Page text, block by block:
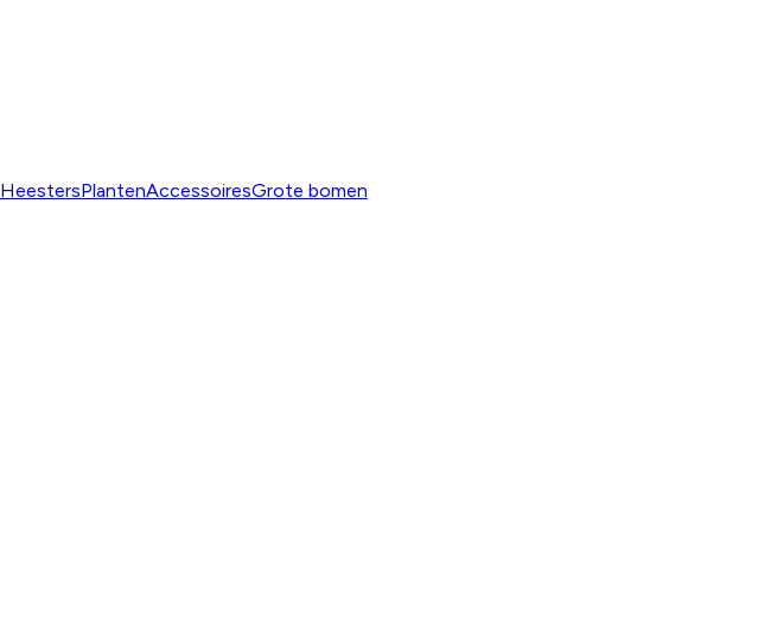
HeestersPlantenAccessoiresGrote bomen